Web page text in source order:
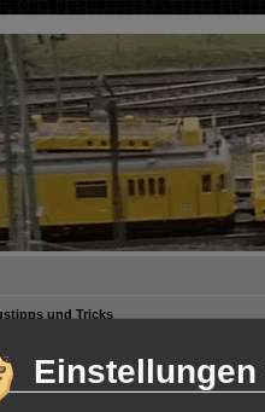
und Tricks
Erweiterte Suche
Einstellungen